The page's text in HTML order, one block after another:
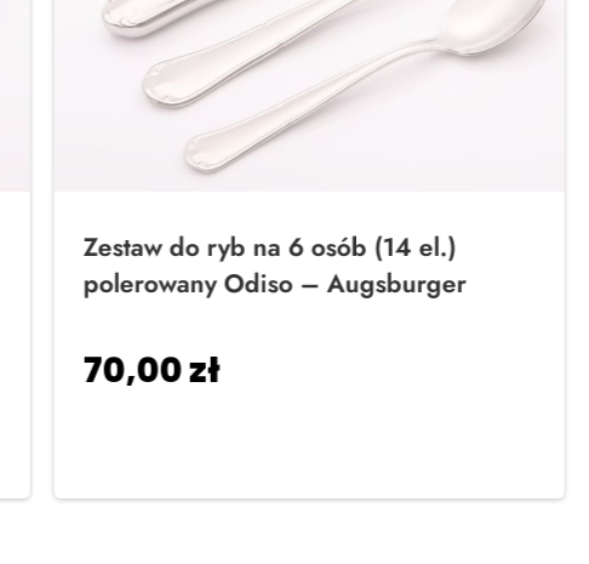
Zestaw do ryb na 6 osób (14 el.)
polerowany Odiso – Augsburger
70,00zł